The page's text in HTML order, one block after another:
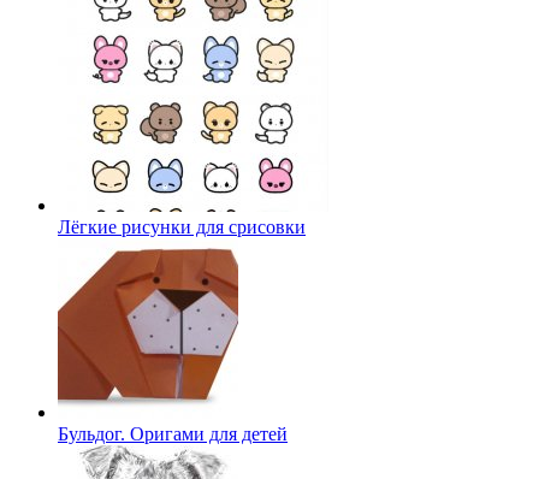
Лёгкие рисунки для срисовки
Бульдог. Оригами для детей